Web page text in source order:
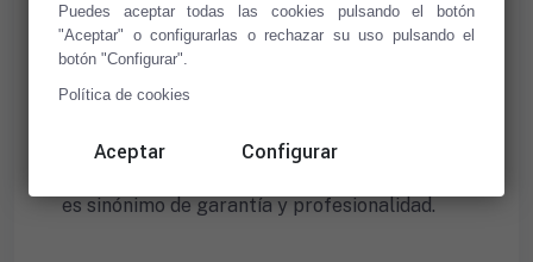
y un enfoque en la satisfacción del cliente, la
empresa ofrece un servicio que supera las
necesidad de transporte de cereal y grano,
es sinónimo de garantía y profesionalidad.
Puedes aceptar todas las cookies pulsando el botón
"Aceptar" o configurarlas o rechazar su uso pulsando el
botón "Configurar".
Política de cookies
Aceptar Configurar